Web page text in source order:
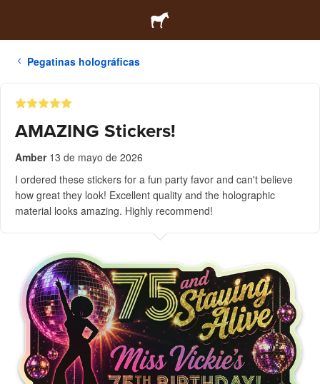
Pegatinas holográficas
AMAZING Stickers!
Amber 13 de mayo de 2026
I ordered these stickers for a fun party favor and can't believe
how great they look! Excellent quality and the holographic
material looks amazing. Highly recommend!